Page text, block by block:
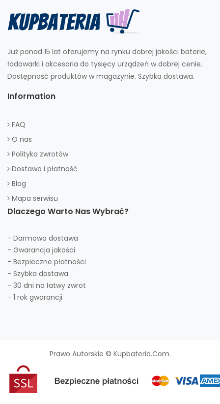
Już ponad 15 lat oferujemy na rynku dobrej jakości baterie,
ładowarki i akcesoria do tysięcy urządzeń w dobrej cenie.
Dostępność produktów w magazynie. Szybka dostawa.
Information
FAQ
O nas
Polityka zwrotów
Dostawa i płatność
Blog
Mapa serwisu
Dlaczego Warto Nas Wybrać?
- Darmowa dostawa
- Gwarancja jakości
- Bezpieczne płatności
- Szybka dostawa
- 30 dni na łatwy zwrot
- 1 rok gwarancji
Prawo Autorskie © Kupbateria.com.